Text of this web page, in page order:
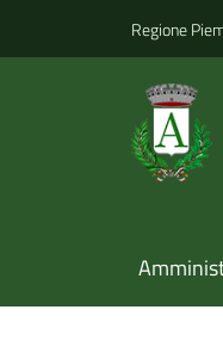
Regione